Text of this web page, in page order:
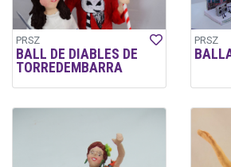
PRSZ
BALL DE DIABLES DE
TORREDEMBARRA
PRSZ